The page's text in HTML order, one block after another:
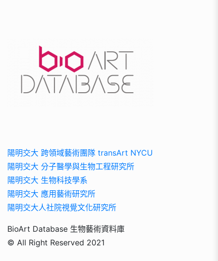
陽明交大 跨領域藝術團隊 transArt NYCU
陽明交大 分子醫學與生物工程研究所
陽明交大 生物科技學系
陽明交大 應用藝術研究所
陽明交大人社院視覺文化研究所
BioArt Database 生物藝術資料庫
© All Right Reserved 2021